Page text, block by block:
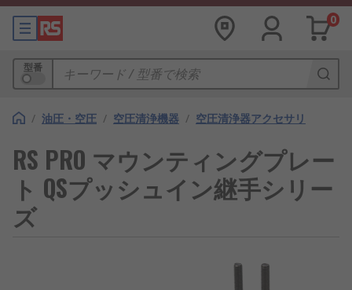
0
型番
/ 油圧・空圧 / 空圧清浄機器 / 空圧清浄器アクセサリ
RS PRO マウンティングプレー
ト QSプッシュイン継手シリー
ズ